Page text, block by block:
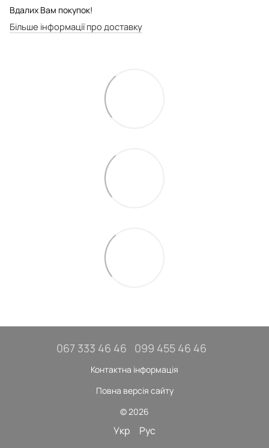
Вдалих Вам покупок!
Більше інформації про доставку
067 333 46 46 099 455 46 46
Контактна інформація
Повна версія сайту
© 2026
Укр Рус